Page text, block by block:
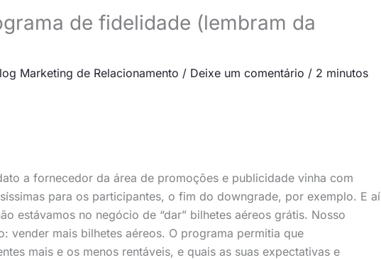
de fidelidade (lembram da
Marketing de Relacionamento / Deixe um comentário / 2 minutos
a fornecedor da área de promoções e publicidade vinha com
para os participantes, o fim do downgrade, por exemplo. E aí
estávamos no negócio de “dar” bilhetes aéreos grátis. Nosso
vender mais bilhetes aéreos. O programa permitia que
mais e os menos rentáveis, e quais as suas expectativas e